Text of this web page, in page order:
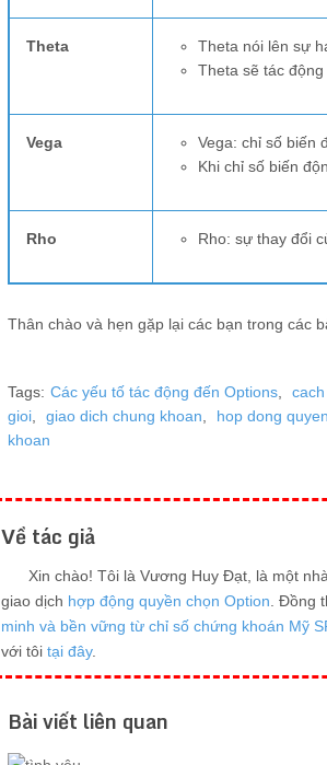
Theta
Theta nói lên sự
Theta sẽ tác
Vega
Vega: chỉ số biến
Khi chỉ số biến
Rho Rho: sự thay đổi
Thân chào và hẹn gặp lại các bạn trong các
Tags: Các yếu tố tác động đến Options,
gioi, giao dich chung khoan hop dong
khoan
Về tác giả
Xin chào! Tôi là Vương Huy Đạt, là một
giao dịch hợp động quyền chọn Option . Đồng
minh và bền vững từ chỉ số chứng khoán Mỹ
với tôi tại đây.
Bài viết liên quan